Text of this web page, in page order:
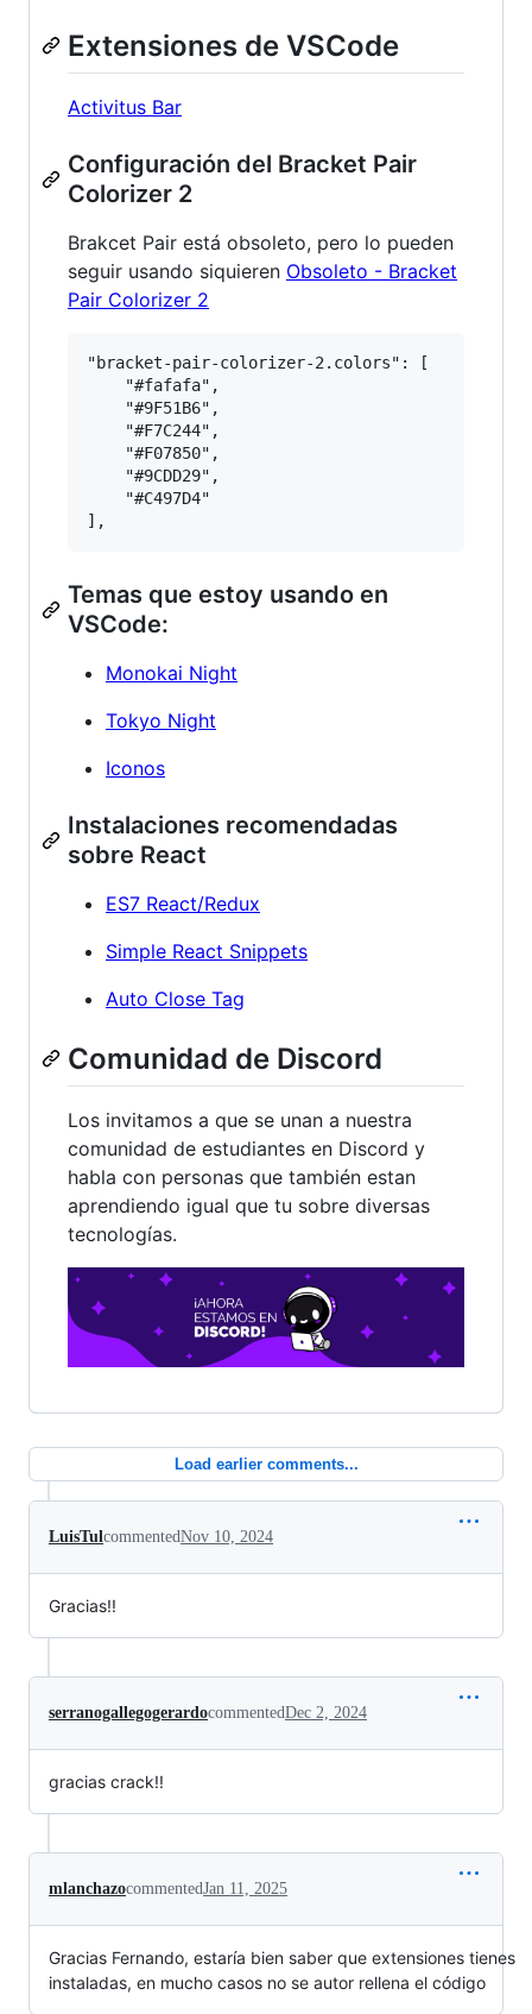
Extensiones de VSCode
Activitus Bar
Configuración del Bracket Pair
Colorizer 2
Brakcet Pair está obsoleto, pero lo pueden
seguir usando siquieren Obsoleto - Bracket
Pair Colorizer 2
"bracket-pair-colorizer-2.colors": [
    "#fafafa",
    "#9F51B6",
    "#F7C244",
    "#F07850",
    "#9CDD29",
    "#C497D4"
Temas que estoy usando en
VSCode:
Monokai Night
Tokyo Night
Iconos
Instalaciones recomendadas
sobre React
ES7 React/Redux
Simple React Snippets
Auto Close Tag
Comunidad de Discord
Los invitamos a que se unan a nuestra
comunidad de estudiantes en Discord y
habla con personas que también estan
aprendiendo igual que tu sobre diversas
tecnologías.
Load earlier comments...
LuisTulcommentedNov 10, 2024
Gracias!!
serranogallegogerardocommentedDec 2, 2024
gracias crack!!
mlanchazocommentedJan 11, 2025
Gracias Fernando, estaría bien saber que extensiones tienes
instaladas, en mucho casos no se autor rellena el código